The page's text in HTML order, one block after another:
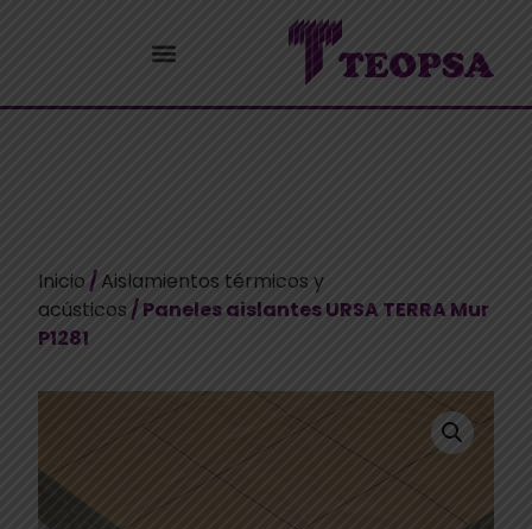
Inicio/Aislamientos térmicos y
acústicos/ Paneles aislantes URSA TERRA Mur
P1281